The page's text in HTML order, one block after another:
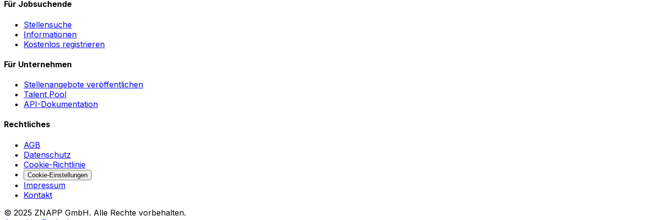
Für Jobsuchende
Stellensuche
Informationen
Kostenlos registrieren
Für Unternehmen
Stellenangebote veröffentlichen
Talent Pool
API-Dokumentation
Rechtliches
AGB
Datenschutz
Cookie-Richtlinie
Cookie-Einstellungen
Impressum
Kontakt
© 2025 ZNAPP GmbH. Alle Rechte vorbehalten.